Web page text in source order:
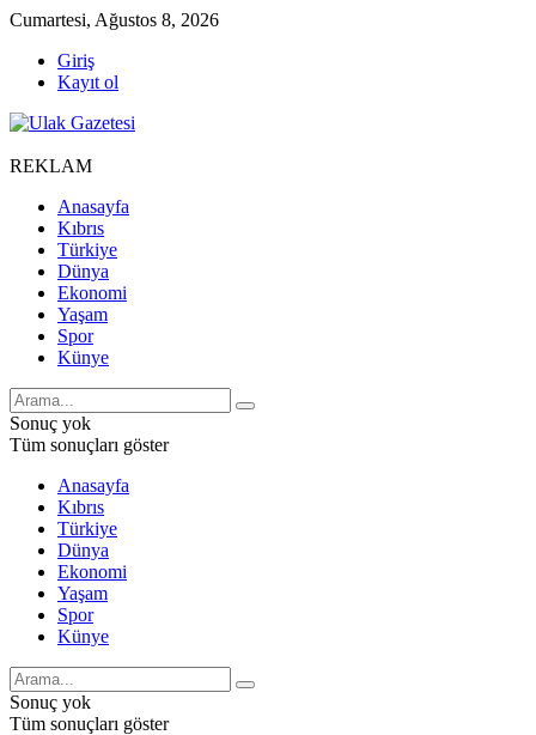
Cumartesi, Ağustos 8, 2026
Giriş
Kayıt ol
REKLAM
Anasayfa
Kıbrıs
Türkiye
Dünya
Ekonomi
Yaşam
Spor
Künye
Sonuç yok
Tüm sonuçları göster
Anasayfa
Kıbrıs
Türkiye
Dünya
Ekonomi
Yaşam
Spor
Künye
Sonuç yok
Tüm sonuçları göster